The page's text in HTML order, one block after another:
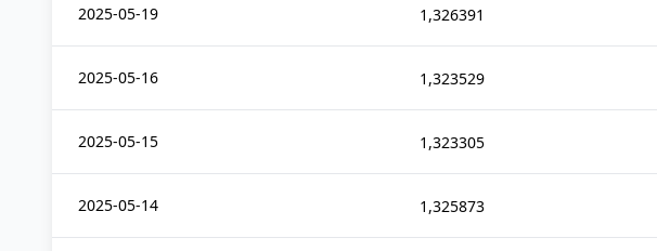
2025-05-19 1,326391
2025-05-16 1,323529
2025-05-15 1,323305
2025-05-14 1,325873